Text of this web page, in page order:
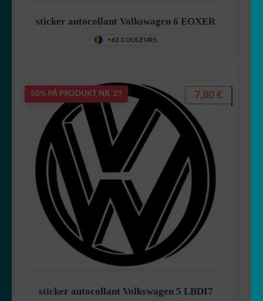
sticker autocollant Volkswagen 6 EOXER
+63 COULEURS
50% PÅ PRODUKT NR. 2!!
sticker autocollant Volkswagen 5 LBDI7
7,80 €